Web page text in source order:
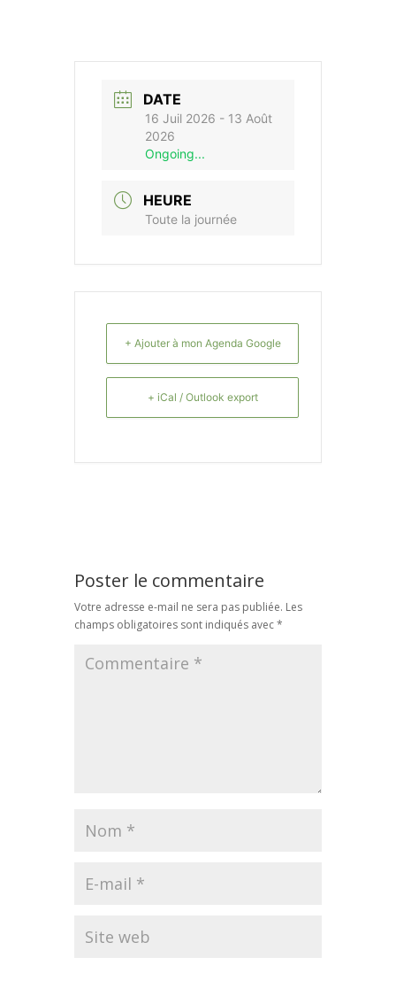
DATE
16 Juil 2026 - 13 Août
2026
Ongoing...
HEURE
Toute la journée
+ Ajouter à mon Agenda Google
+ iCal / Outlook export
Poster le commentaire
Votre adresse e-mail ne sera pas publiée. Les
champs obligatoires sont indiqués avec*